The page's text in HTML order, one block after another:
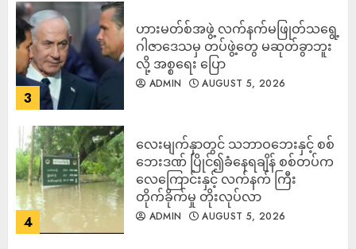
3
ဟားမတ်စ်အဖွဲ့ လက်နက်မဖြုတ်သရွေ့
ဂါဇာဒေသမှ တပ်ဖွဲ့တွေ မဆုတ်ခွာဘူး
လို့ အစ္စရေး ပြော
ADMIN AUGUST 5, 2026
4
‎လေးမျက်နှာတွင် သဘာဝဘေးနှင့် စစ်
ဘေးဒဏ် ပြိုင်၍ခံနေရချိန် စစ်တပ်က
လေကြောင်းနှင့် လက်နက် ကြီး
တိုက်ခိုက်မှု တိုးလုပ်လာ
ADMIN AUGUST 5, 2026